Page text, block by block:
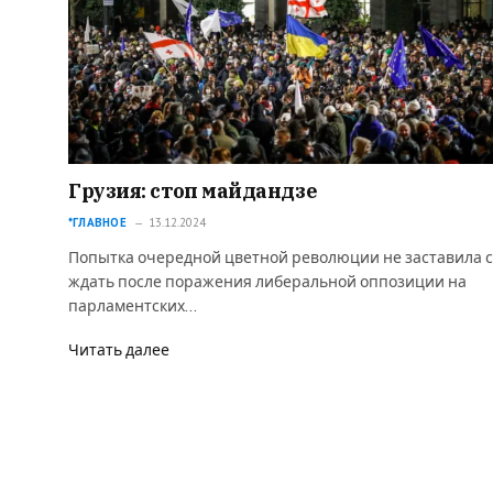
Грузия: стоп майдандзе
*ГЛАВНОЕ 13.12.2024
Попытка очередной цветной революции не заставила
ждать после поражения либеральной оппозиции на
парламентских…
Читать далее